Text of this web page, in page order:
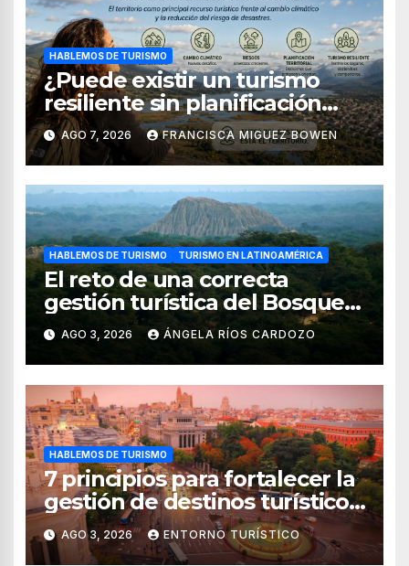
HABLEMOS DE TURISMO
¿Puede existir un turismo
resiliente sin planificación
territorial?
AGO 7, 2026 FRANCISCA MIGUEZ BOWEN
HABLEMOS DE TURISMO TURISMO EN LATINOAMÉRICA
El reto de una correcta
gestión turística del Bosque
de Pomac (en Perú)
AGO 3, 2026 ÁNGELA RÍOS CARDOZO
HABLEMOS DE TURISMO
7 principios para fortalecer la
gestión de destinos turísticos,
según el WTTC
AGO 3, 2026 ENTORNO TURÍSTICO